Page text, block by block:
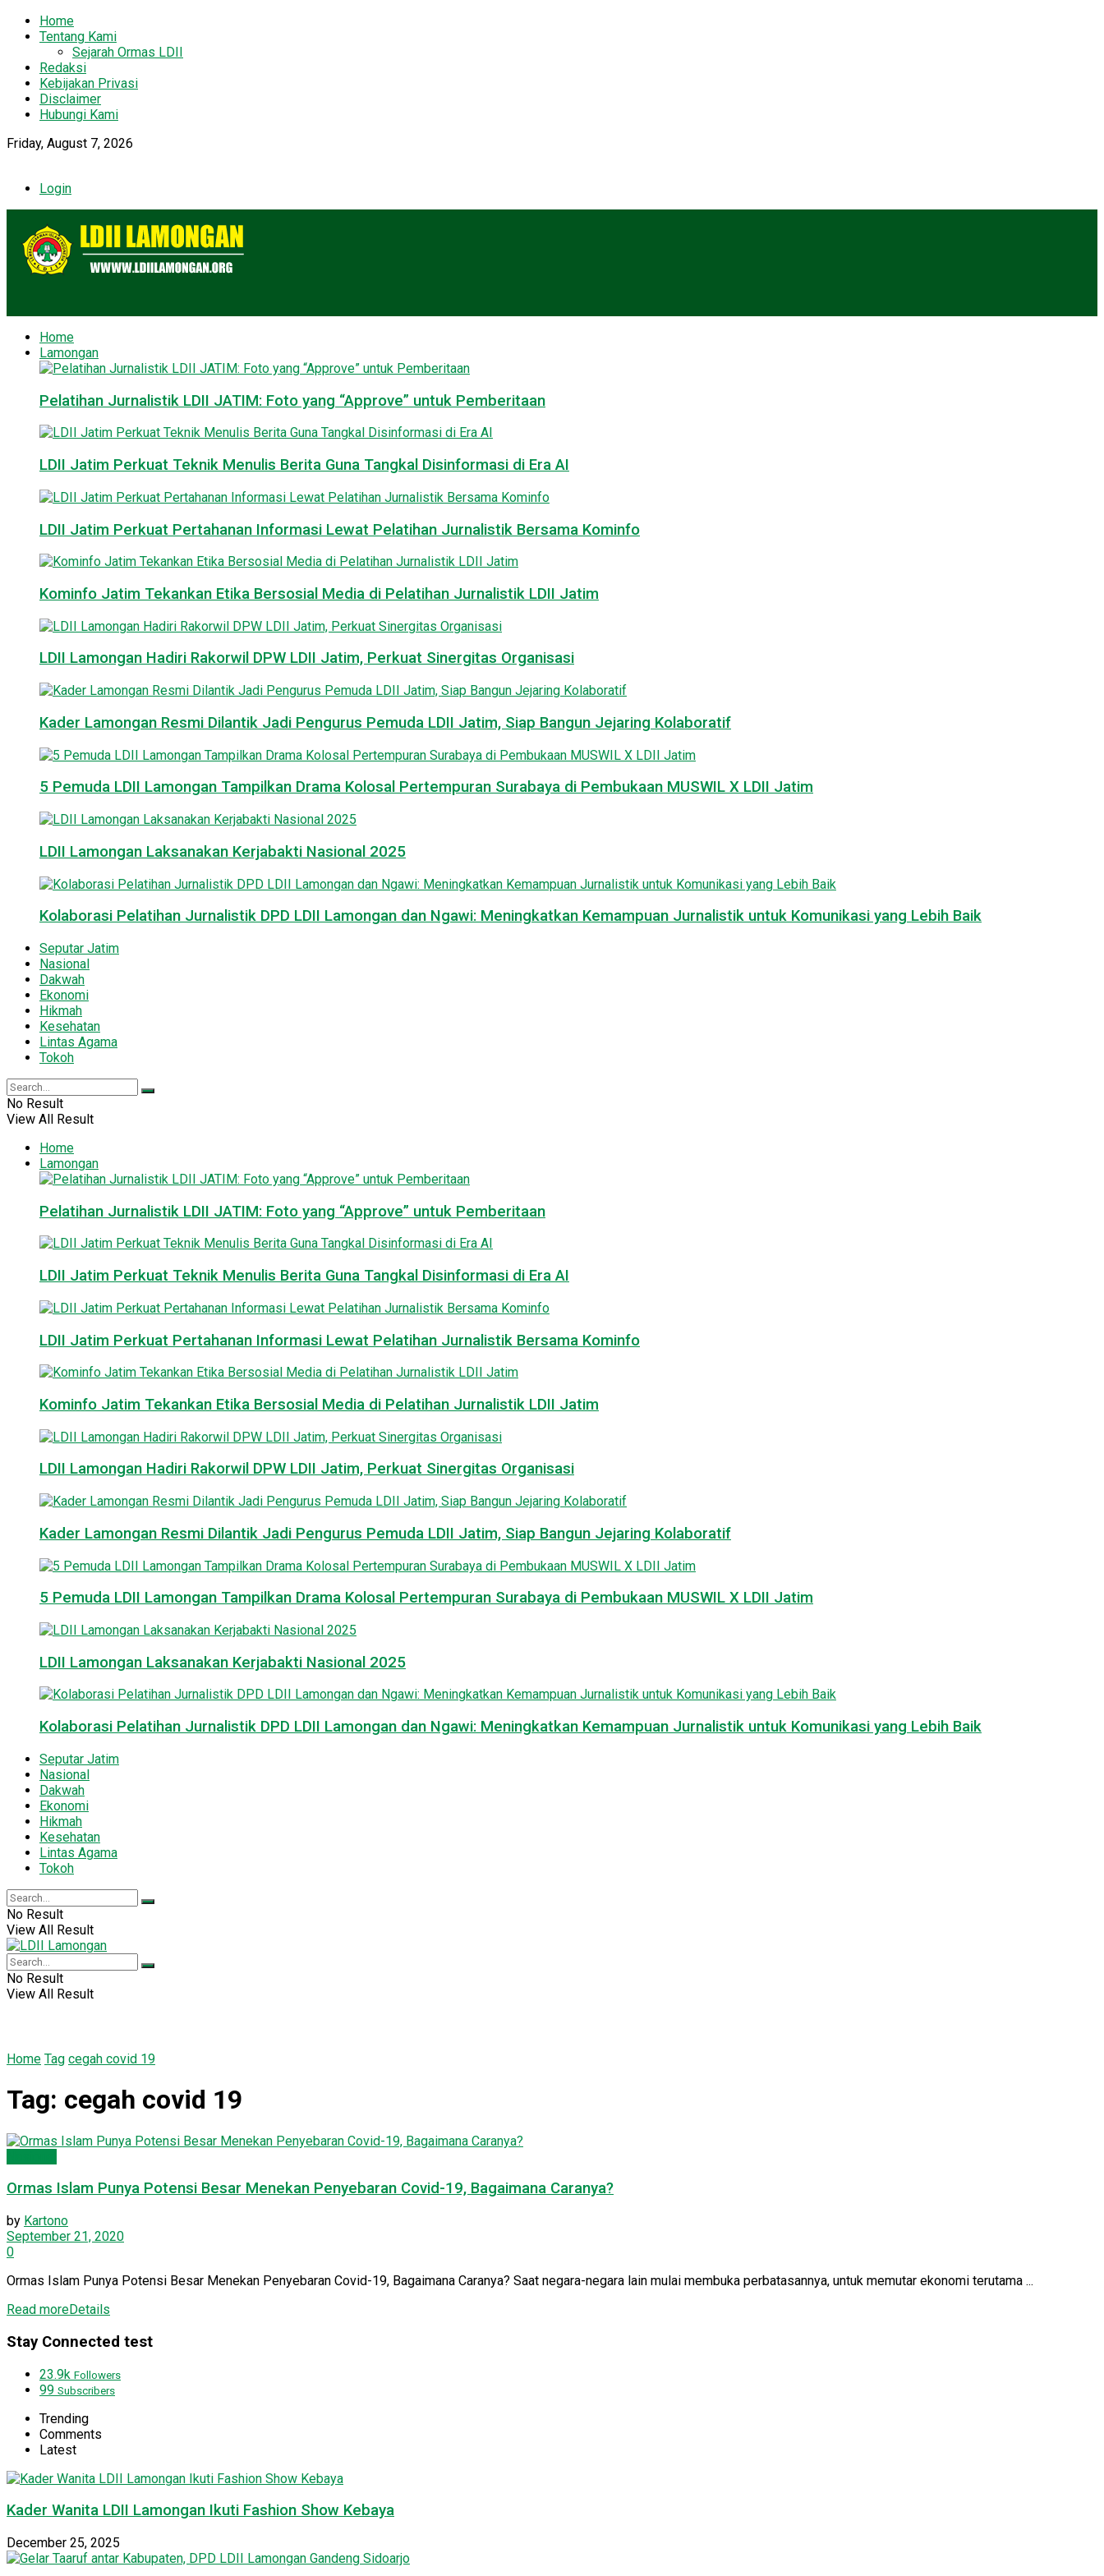
Home
Tentang Kami
Sejarah Ormas LDII
Redaksi
Kebijakan Privasi
Disclaimer
Hubungi Kami
Friday, August 7, 2026
Login
Home
Lamongan
Pelatihan Jurnalistik LDII JATIM: Foto yang “Approve” untuk Pemberitaan
LDII Jatim Perkuat Teknik Menulis Berita Guna Tangkal Disinformasi di Era AI
LDII Jatim Perkuat Pertahanan Informasi Lewat Pelatihan Jurnalistik Bersama Kominfo
Kominfo Jatim Tekankan Etika Bersosial Media di Pelatihan Jurnalistik LDII Jatim
LDII Lamongan Hadiri Rakorwil DPW LDII Jatim, Perkuat Sinergitas Organisasi
Kader Lamongan Resmi Dilantik Jadi Pengurus Pemuda LDII Jatim, Siap Bangun Jejaring Kolaboratif
5 Pemuda LDII Lamongan Tampilkan Drama Kolosal Pertempuran Surabaya di Pembukaan MUSWIL X LDII Jatim
LDII Lamongan Laksanakan Kerjabakti Nasional 2025
Kolaborasi Pelatihan Jurnalistik DPD LDII Lamongan dan Ngawi: Meningkatkan Kemampuan Jurnalistik untuk Komunikasi yang Lebih Baik
Seputar Jatim
Nasional
Dakwah
Ekonomi
Hikmah
Kesehatan
Lintas Agama
Tokoh
No Result
View All Result
Home
Lamongan
Pelatihan Jurnalistik LDII JATIM: Foto yang “Approve” untuk Pemberitaan
LDII Jatim Perkuat Teknik Menulis Berita Guna Tangkal Disinformasi di Era AI
LDII Jatim Perkuat Pertahanan Informasi Lewat Pelatihan Jurnalistik Bersama Kominfo
Kominfo Jatim Tekankan Etika Bersosial Media di Pelatihan Jurnalistik LDII Jatim
LDII Lamongan Hadiri Rakorwil DPW LDII Jatim, Perkuat Sinergitas Organisasi
Kader Lamongan Resmi Dilantik Jadi Pengurus Pemuda LDII Jatim, Siap Bangun Jejaring Kolaboratif
5 Pemuda LDII Lamongan Tampilkan Drama Kolosal Pertempuran Surabaya di Pembukaan MUSWIL X LDII Jatim
LDII Lamongan Laksanakan Kerjabakti Nasional 2025
Kolaborasi Pelatihan Jurnalistik DPD LDII Lamongan dan Ngawi: Meningkatkan Kemampuan Jurnalistik untuk Komunikasi yang Lebih Baik
Seputar Jatim
Nasional
Dakwah
Ekonomi
Hikmah
Kesehatan
Lintas Agama
Tokoh
No Result
View All Result
No Result
View All Result
Home Tag cegah covid 19
Tag: cegah covid 19
Ormas Islam Punya Potensi Besar Menekan Penyebaran Covid-19, Bagaimana Caranya?
by Kartono
September 21, 2020
0
Ormas Islam Punya Potensi Besar Menekan Penyebaran Covid-19, Bagaimana Caranya? Saat negara-negara lain mulai membuka perbatasannya, untuk memutar ekonomi terutama ...
Read moreDetails
Stay Connected test
23.9k Followers
99 Subscribers
Trending
Comments
Latest
Kader Wanita LDII Lamongan Ikuti Fashion Show Kebaya
December 25, 2025